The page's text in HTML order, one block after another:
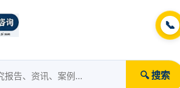
📞
🔍 搜索